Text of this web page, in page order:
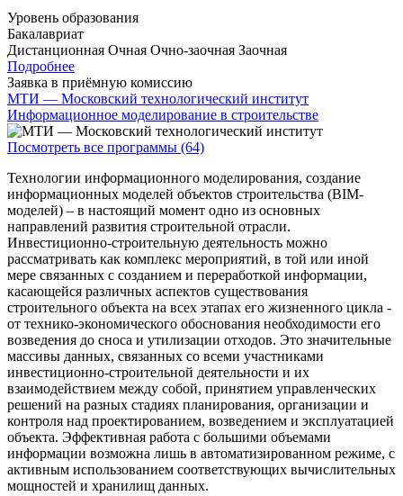
Уровень образования
Бакалавриат
Дистанционная Очная Очно-заочная Заочная
Подробнее
Заявка в приёмную комиссию
МТИ — Московский технологический институт
Информационное моделирование в строительстве
Посмотреть все программы (64)
Технологии информационного моделирования, создание
информационных моделей объектов строительства (BIM-
моделей) – в настоящий момент одно из основных
направлений развития строительной отрасли.
Инвестиционно-строительную деятельность можно
рассматривать как комплекс мероприятий, в той или иной
мере связанных с созданием и переработкой информации,
касающейся различных аспектов существования
строительного объекта на всех этапах его жизненного цикла -
от технико-экономического обоснования необходимости его
возведения до сноса и утилизации отходов. Это значительные
массивы данных, связанных со всеми участниками
инвестиционно-строительной деятельности и их
взаимодействием между собой, принятием управленческих
решений на разных стадиях планирования, организации и
контроля над проектированием, возведением и эксплуатацией
объекта. Эффективная работа с большими объемами
информации возможна лишь в автоматизированном режиме, с
активным использованием соответствующих вычислительных
мощностей и хранилищ данных.